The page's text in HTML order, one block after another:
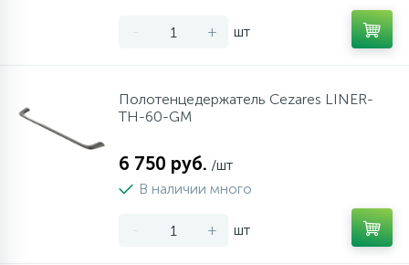
- + шт
Полотенцедержатель Cezares LINER-
TH-60-GM
6 750 руб. /шт
В наличии много
- + шт